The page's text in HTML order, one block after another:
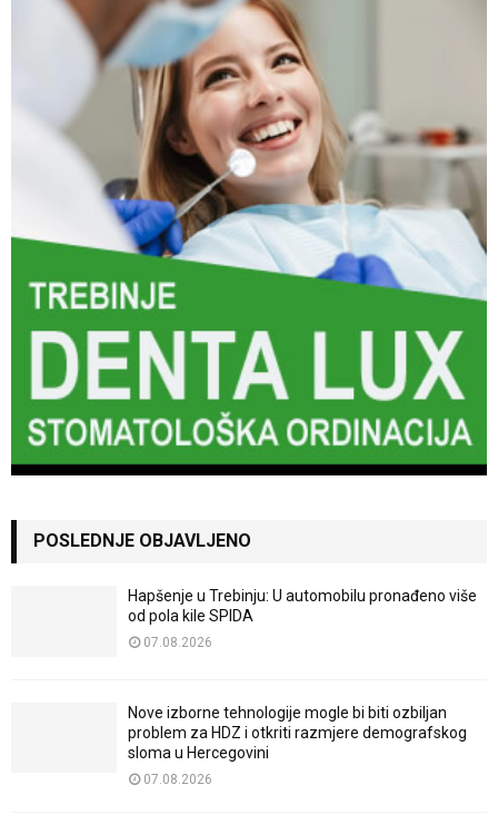
POSLEDNJE OBJAVLJENO
Hapšenje u Trebinju: U automobilu pronađeno više
od pola kile SPIDA
07.08.2026
Nove izborne tehnologije mogle bi biti ozbiljan
problem za HDZ i otkriti razmjere demografskog
sloma u Hercegovini
07.08.2026